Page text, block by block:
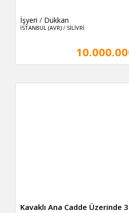
İşyeri / Dükkan
İSTANBUL (AVR) / SİLİVRİ
Kavaklı Ana Cadde Üzerinde